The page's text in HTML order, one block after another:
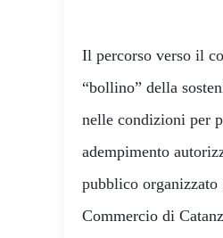
Il percorso verso il
“bollino” della
nelle condizioni per
adempimento
pubblico
Commercio di